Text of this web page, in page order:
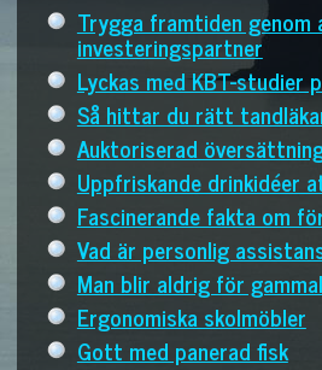
Trygga framtiden genom
investeringspartner
Lyckas med KBT-studier
Så hittar du rätt
Auktoriserad
Uppfriskande drinkidéer
Fascinerande fakta om
Vad är personlig
Man blir aldrig för
Ergonomiska skolmöbler
Gott med panerad fisk